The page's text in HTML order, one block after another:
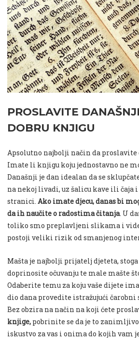
PROSLAVITE
DOBRU KNJIGU
Apsolutno najbolji način da proslavite
Imate li knjigu koju jednostavno ne
Današnji je dan idealan da se
na nekoj livadi, uz šalicu kave ili čaja i
stranici. Ako imate djecu, danas bi
da ih naučite o radostima čitanja. U
toliko smo preplavljeni slikama i
postoji veliki rizik od smanjenog
Mašta je najbolji prijatelj djeteta,
doprinosite očuvanju te male mašte
Odaberite temu za koju vaše dijete
dio dana provedite istražujući
Bez obzira na način na koji ćete
knjige, pobrinite se da je to
iskustvo za vas i onima do kojih vam